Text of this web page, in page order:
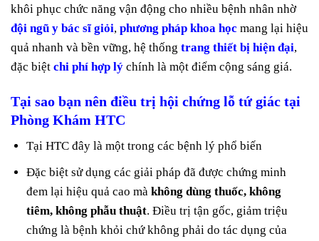
khôi phục chức năng vận động cho nhiều bệnh nhân nhờ
đội ngũ y bác sĩ giỏi, phương pháp khoa học mang lại hiệu
quả nhanh và bền vững, hệ thống trang thiết bị hiện đại,
đặc biệt chi phí hợp lý chính là một điểm cộng sáng giá.
Tại sao bạn nên điều trị hội chứng lỗ tứ giác tại
Phòng Khám HTC
Tại HTC đây là một trong các bệnh lý phổ biến
Đặc biệt sử dụng các giải pháp đã được chứng minh
đem lại hiệu quả cao màkhông dùng thuốc, không
tiêm, không phẫu thuật. Điều trị tận gốc, giảm triệu
chứng là bệnh khỏi chứ không phải do tác dụng của